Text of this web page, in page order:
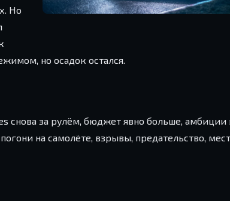
Но
но осадок остался.
снова за рулём, бюджет явно больше,
на самолёте, взрывы, предательство,